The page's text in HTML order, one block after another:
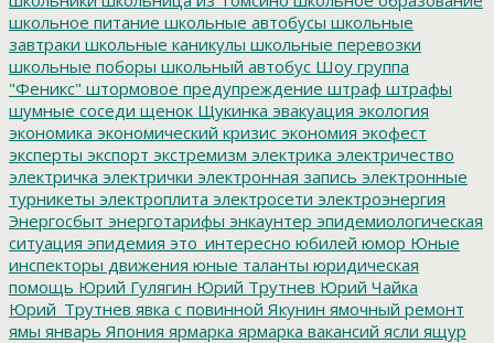
школьное питание школьные автобусы школьные
завтраки школьные каникулы школьные перевозки
школьные поборы школьный автобус Шоу группа
"Феникс" штормовое предупреждение штраф штрафы
шумные соседи щенок Щукинка эвакуация экология
экономика экономический кризис экономия экофест
эксперты экспорт экстремизм электрика электричество
электричка электрички электронная запись электронные
турникеты электроплита электросети электроэнергия
Энергосбыт энерготарифы энкаунтер эпидемиологическая
ситуация эпидемия это_интересно юбилей юмор Юные
инспекторы движения юные таланты юридическая
помощь Юрий Гулягин Юрий Трутнев Юрий Чайка
Юрий_Трутнев явка с повинной Якунин ямочный ремонт
ямы январь Япония ярмарка ярмарка вакансий ясли ящур